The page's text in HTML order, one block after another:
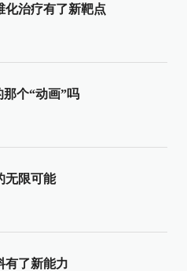
化治疗有了新靶点
个“动画”吗
无限可能
有了新能力